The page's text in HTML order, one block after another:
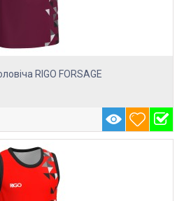
RIGO FORSAGE